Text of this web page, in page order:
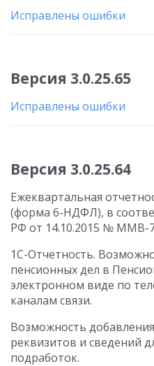
Исправлены ошибки
Версия 3.0.25.65
Исправлены ошибки
Версия 3.0.25.64
Ежеквартальная
(форма 6-НДФЛ), в
РФ от 14.10.2015 № ММВ-
1С-Отчетность.
пенсионных дел в
электронном виде по
каналам связи.
Возможность
реквизитов и сведений
подработок.